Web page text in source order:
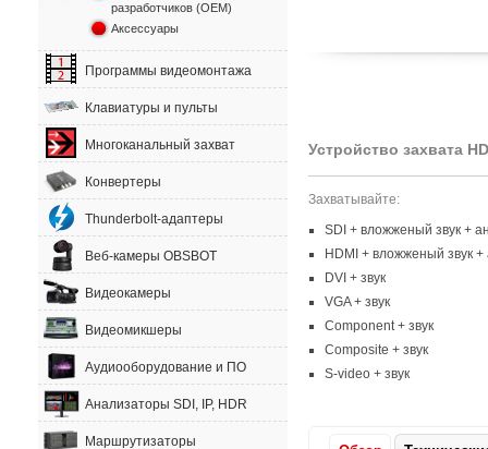
разработчиков (OEM)
Аксессуары
Программы видеомонтажа
Клавиатуры и пульты
Многоканальный захват
Конвертеры
Thunderbolt-адаптеры
Веб-камеры OBSBOT
Видеокамеры
Видеомикшеры
Аудиооборудование и ПО
Анализаторы SDI, IP, HDR
Маршрутизаторы
Устройство захвата
Захватывайте:
SDI + вложженый звук +
HDMI + вложженый звук +
DVI + звук
VGA + звук
Component + звук
Composite + звук
S-video + звук